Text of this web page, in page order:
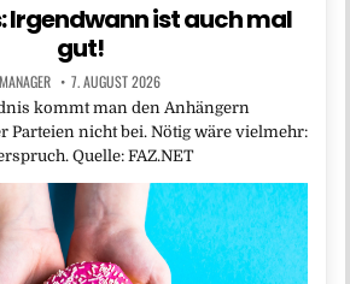
Irgendwann ist auch mal
gut!
MANAGER 7. AUGUST 2026
kommt man den Anhängern
Parteien nicht bei. Nötig wäre vielmehr:
Quelle: FAZ.NET